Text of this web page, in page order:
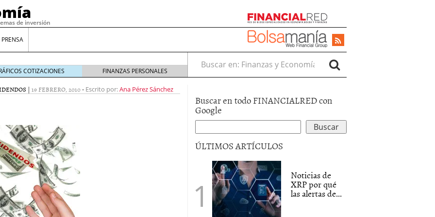
de inversión
¿Por qué el Préstamo Promotor privado
12 de diciembre de 2025
aprovechar esta opción para gestionar tus
de 2025
es una decisión financiera: cómo anticiparte
COTIZACIONES FINANZAS PERSONALES
Buscar en:
| 19 FEBRERO, 2010- Escrito por:Ana Pérez Sánchez
Buscar en todo FINANCIALRED con
Google
ÚLTIMOS ARTÍCULOS
Noticias de
XRP por qué
las alertas de...